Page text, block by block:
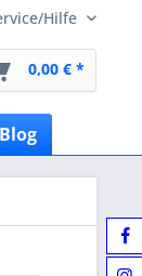
Hilfe
0,00 € *
Blog